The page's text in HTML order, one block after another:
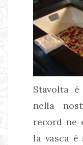
Stavolta
nella
record ne
la vasca